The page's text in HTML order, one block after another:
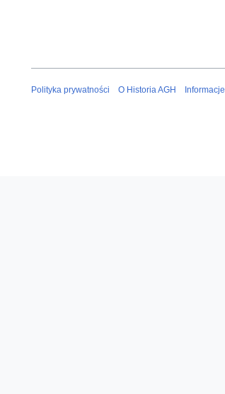
2
0
Polityka prywatności O Historia AGH